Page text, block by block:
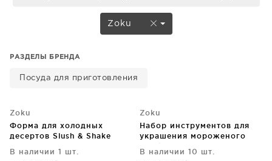
Zoku
РАЗДЕЛЫ БРЕНДА
Посуда для приготовления
Zoku
Форма для холодных
десертов Slush & Shake
В наличии 1 шт.
Zoku
Набор инструментов для
украшения мороженого
Quick Pop Tools
В наличии 10 шт.